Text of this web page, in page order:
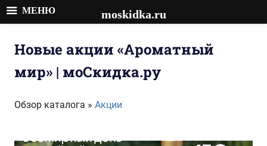
Новые акции «Ароматный
мир» | моСкидка.ру
Обзор каталога » Акции
МЕНЮ moskidka.ru